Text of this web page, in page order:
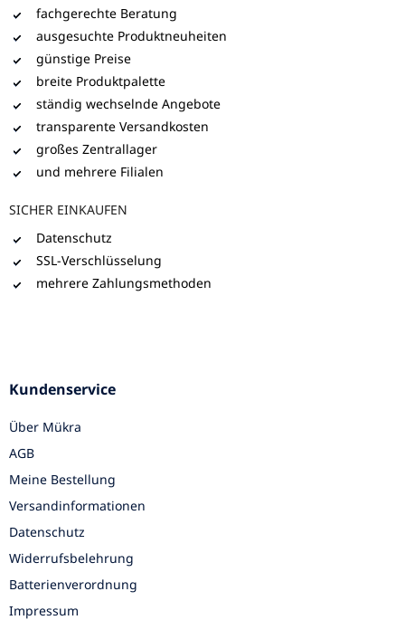
fachgerechte Beratung
ausgesuchte Produktneuheiten
günstige Preise
breite Produktpalette
ständig wechselnde Angebote
transparente Versandkosten
großes Zentrallager
und mehrere Filialen
SICHER EINKAUFEN
Datenschutz
SSL-Verschlüsselung
mehrere Zahlungsmethoden
Kundenservice
Über Mükra
AGB
Meine Bestellung
Versandinformationen
Datenschutz
Widerrufsbelehrung
Batterienverordnung
Impressum